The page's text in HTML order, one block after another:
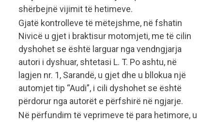
shërbejnë vijimit të hetimeve.
Gjatë kontrolleve të mëtejshme, në fshatin
Nivicë u gjet i braktisur motomjeti, me të cilin
dyshohet se është larguar nga vendngjarja
autori i dyshuar, shtetasi L. T. Po ashtu, në
lagjen nr. 1, Sarandë, u gjet dhe u bllokua një
automjet tip “Audi”, i cili dyshohet se është
përdorur nga autorët e përfshirë në ngjarje.
Në përfundim të veprimeve të para hetimore, u